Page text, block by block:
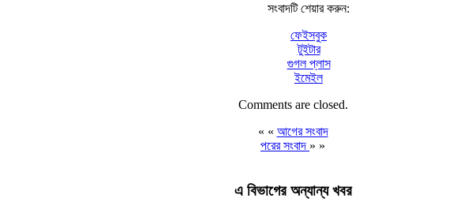
সংবাদটি শেয়ার করুন:
ফেইসবুক
টুইটার
গুগল প্লাস
ইমেইল
Comments are closed.
« « আগের সংবাদ
পরের সংবাদ » »
এ বিভাগের অন্যান্য খবর